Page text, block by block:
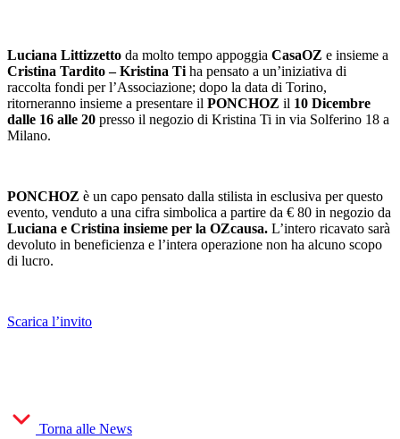
Luciana Littizzetto da molto tempo appoggia CasaOZ e insieme a
Cristina Tardito – Kristina Ti ha pensato a un’iniziativa di
raccolta fondi per l’Associazione; dopo la data di Torino,
ritorneranno insieme a presentare il PONCHOZ il 10 Dicembre
dalle 16 alle 20 presso il negozio di Kristina Ti in via Solferino 18 a
Milano.
PONCHOZ è un capo pensato dalla stilista in esclusiva per questo
evento, venduto a una cifra simbolica a partire da € 80 in negozio da
Luciana e Cristina insieme per la OZcausa. L’intero ricavato sarà
devoluto in beneficienza e l’intera operazione non ha alcuno scopo
di lucro.
Scarica l’invito
Torna alle News